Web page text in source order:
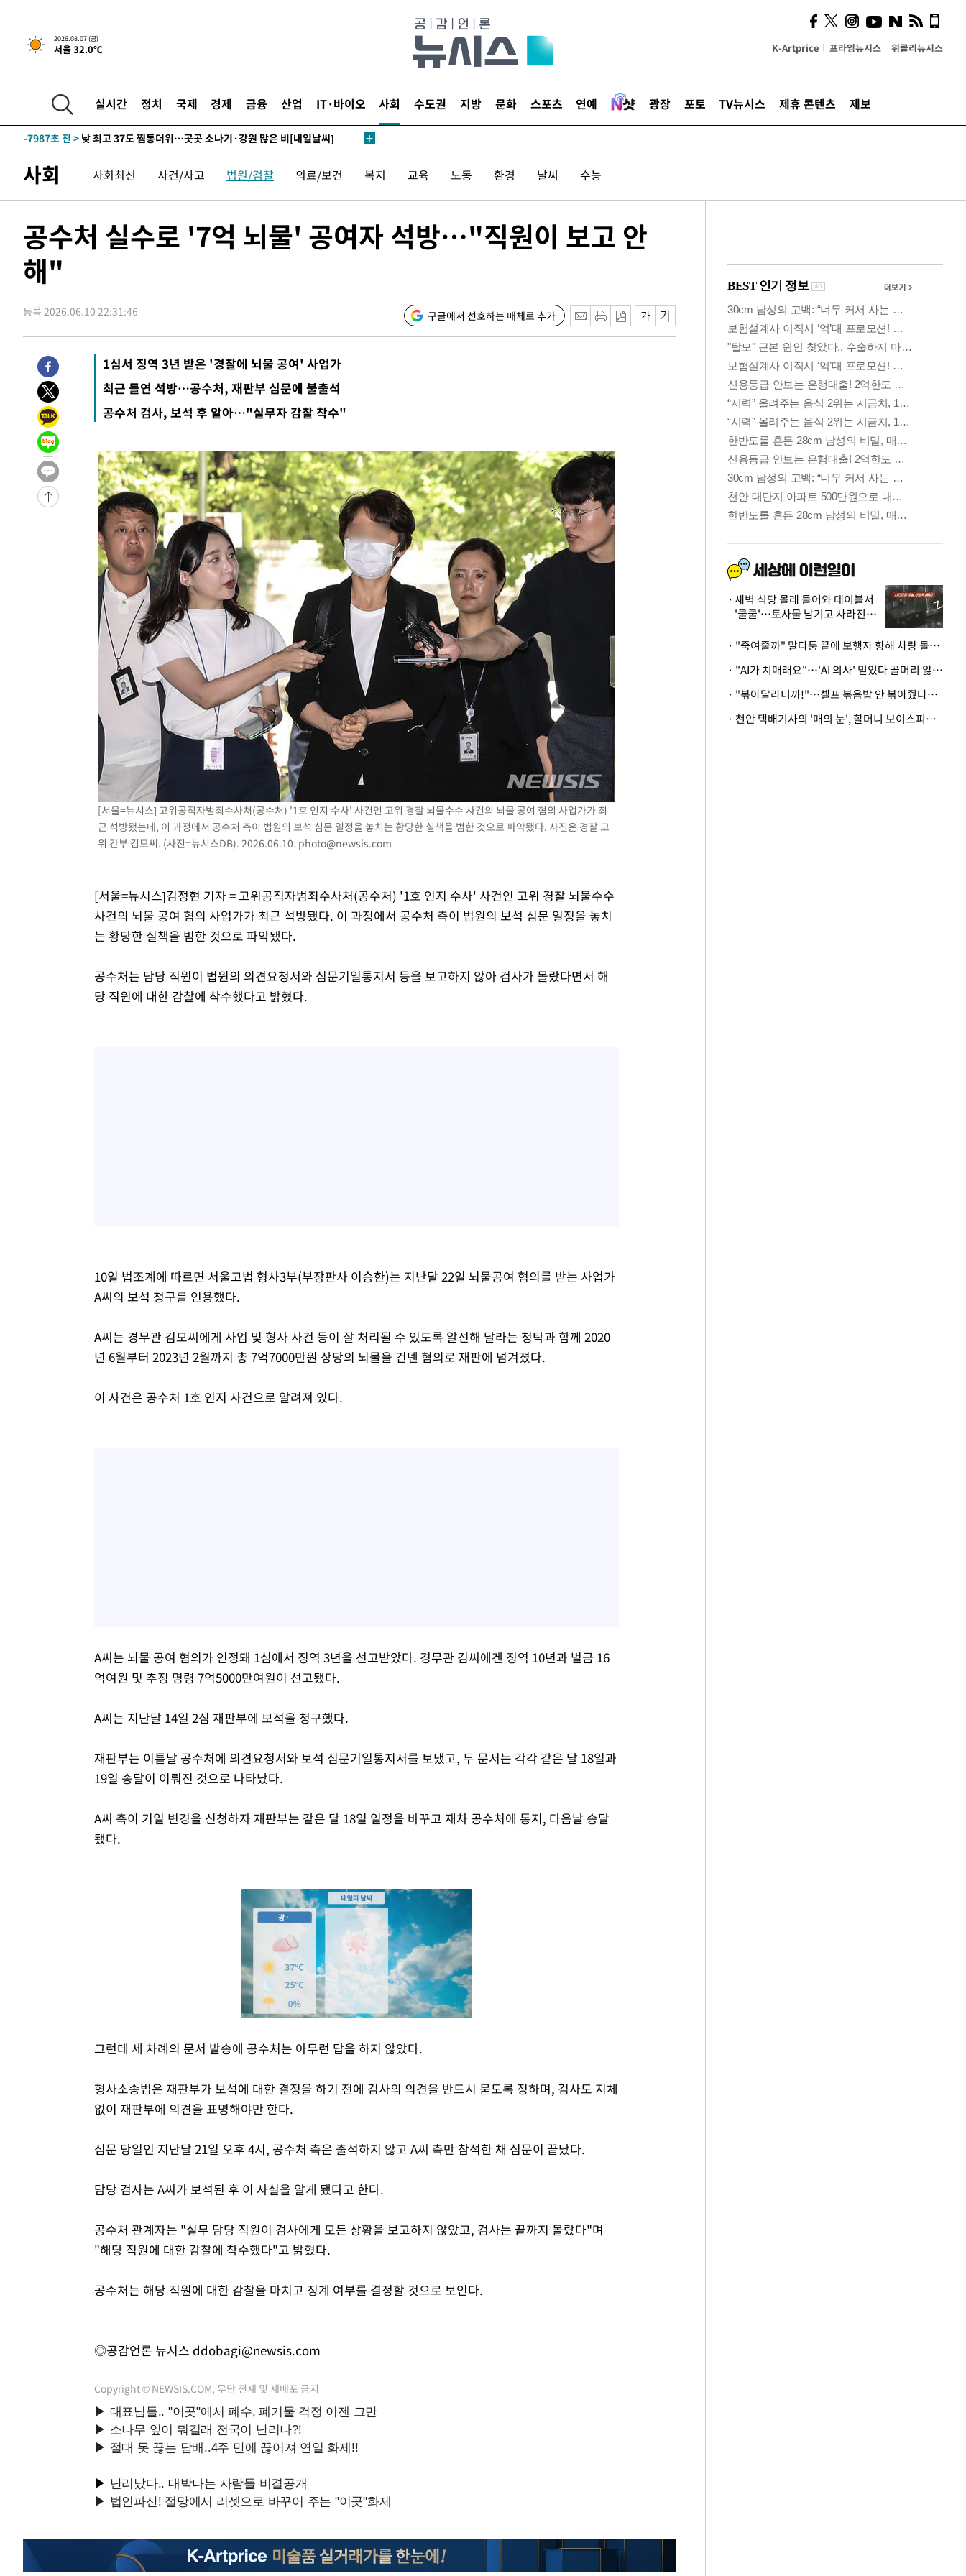
2026.08.07 (금)
서울 32.0℃ K-Artprice 프라임뉴시스 위클리뉴시스
실시간 정치 국제 경제 금융 산업 IT·바이오 사회 수도권 지방 문화 스포츠 연예 광장 포토 TV뉴시스 제휴 콘텐츠 제보
↓-19436초 전 >[속보]이 대통령 "부동산 공급 기존 사고방식 매달리지 말고 과감히
실천"
-18521초 전 >이란, "오만과 '중앙 단일 루트' 합의…북쪽 인바운드·남쪽 아웃바
-10053초 전 >
[속보]이 대통령, '호우피해' 안동·의성 관할 4개 면 특별재난지역
-10016초 전 >
갈 수도
-7987초 전 > 낮 최고 37도 찜통더위…곳곳 소나기·강원 많은 비[내일날씨]
응"
-3149초 전 >
여자배구 이재영·이다영 자매, 아제르바이잔 투란VC 입단
-2402초 전 >외국인 심판 성 접대 7경기 들여다보니…한국 축구 '5승 2무'
-2089초 전 >[속보]코스피, 6200선 약보합…0.60% 내린 6258.77에 마쳐
-2069초 전 >
-1958초 전 >
34분 전 >외신들도 주목한 韓축구 파문…"국민적 공분에 수사 재개"
35분 전 >11시간 압수수색에 성접대 파문까지…'쑥대밭' 된 축구협회
51분 전 >
[속보]규제합리화위원회 부위원장에 김태유 서울대 공대 교수…이병태
후임
-27006초 전 >
이강인, 폭염 속 AT마드리드 첫 훈련…80명 식사 대접까지(종합)
-24145초 전 >
미 사업체 일자리, 7월에 2.3만개 순감하고 그 전 2개월 10.3만개
하향수정 (2보)
-23593초 전 >
[속보] 미 사업체, 일자리 7월에 2.3만 개 줄어…실업률은 4.1%로
-19456초 전 >
실천"
-18541초 전 >
이란, "오만과 '중앙 단일 루트' 합의…북쪽 인바운드·남쪽 아웃바
운드는 임시"
-10109초 전 >
"낮 기온 소폭 하락"…수도권 폭염중대경보, 폭염경보로 하향
-10073초 전 >
[속보]이 대통령, '호우피해' 안동·의성 관할 4개 면 특별재난지역
[단독]중수청 지원 검사들, 정원 초과 시 낮은 계급 임용…희망지 못
낮 최고 37도 찜통더위…곳곳 소나기·강원 많은 비[내일날씨]
SK하이닉스, 용인·청주 팹에 54조 투자…"AI 메모리 수요 선제 대
여자배구 이재영·이다영 자매, 아제르바이잔 투란VC 입단
외국인 심판 성 접대 7경기 들여다보니…한국 축구 '5승 2무'
[속보]코스닥, 2.86포인트(0.36%) 내린 798.81마감
[속보]코스피, 6200선 약보합…0.60% 내린 6258.77에 마쳐
[속보]원·달러 환율, 7.7원 내린 1416.1원 마감
[속보] 노원서 40.1도 관측…서울, 2018년 이후 첫 40도
[속보]종합특검, '계엄 수용공간 확보' 신용해 前교정본부장 기소
외신들도 주목한 韓축구 파문…"국민적 공분에 수사 재개"
11시간 압수수색에 성접대 파문까지…'쑥대밭' 된 축구협회
[속보]규제합리화위원회 부위원장에 김태유 서울대 공대 교수…이병태
사회 사회최신 사건/사고 법원/검찰 의료/보건 복지 교육 노동 환경 날씨 수능
공수처 실수로 '7억 뇌물' 공여자 석방…"직원이 보고 안
해"
등록 2026.06.10 22:31:46 구글에서 선호하는 매체로 추가
1심서 징역 3년 받은 '경찰에 뇌물 공여' 사업가
최근 돌연 석방…공수처, 재판부 심문에 불출석
공수처 검사, 보석 후 알아…"실무자 감찰 착수"
[서울=뉴시스] 고위공직자범죄수사처(공수처) '1호 인지 수사' 사건인 고위 경찰 뇌물수수 사건의 뇌물 공여 혐의 사업가가 최
근 석방됐는데, 이 과정에서 공수처 측이 법원의 보석 심문 일정을 놓치는 황당한 실책을 범한 것으로 파악됐다. 사진은 경찰 고
위 간부 김모씨. (사진=뉴시스DB). 2026.06.10. photo@newsis.com
[서울=뉴시스]김정현 기자 = 고위공직자범죄수사처(공수처) '1호 인지 수사' 사건인 고위 경찰 뇌물수수
사건의 뇌물 공여 혐의 사업가가 최근 석방됐다. 이 과정에서 공수처 측이 법원의 보석 심문 일정을 놓치
는 황당한 실책을 범한 것으로 파악됐다.
공수처는 담당 직원이 법원의 의견요청서와 심문기일통지서 등을 보고하지 않아 검사가 몰랐다면서 해
당 직원에 대한 감찰에 착수했다고 밝혔다.
10일 법조계에 따르면 서울고법 형사3부(부장판사 이승한)는 지난달 22일 뇌물공여 혐의를 받는 사업가
A씨의 보석 청구를 인용했다.
A씨는 경무관 김모씨에게 사업 및 형사 사건 등이 잘 처리될 수 있도록 알선해 달라는 청탁과 함께 2020
년 6월부터 2023년 2월까지 총 7억7000만원 상당의 뇌물을 건넨 혐의로 재판에 넘겨졌다.
이 사건은 공수처 1호 인지 사건으로 알려져 있다.
A씨는 뇌물 공여 혐의가 인정돼 1심에서 징역 3년을 선고받았다. 경무관 김씨에겐 징역 10년과 벌금 16
억여원 및 추징 명령 7억5000만여원이 선고됐다.
A씨는 지난달 14일 2심 재판부에 보석을 청구했다.
재판부는 이튿날 공수처에 의견요청서와 보석 심문기일통지서를 보냈고, 두 문서는 각각 같은 달 18일과
19일 송달이 이뤄진 것으로 나타났다.
A씨 측이 기일 변경을 신청하자 재판부는 같은 달 18일 일정을 바꾸고 재차 공수처에 통지, 다음날 송달
됐다.
그런데 세 차례의 문서 발송에 공수처는 아무런 답을 하지 않았다.
형사소송법은 재판부가 보석에 대한 결정을 하기 전에 검사의 의견을 반드시 묻도록 정하며, 검사도 지체
없이 재판부에 의견을 표명해야만 한다.
심문 당일인 지난달 21일 오후 4시, 공수처 측은 출석하지 않고 A씨 측만 참석한 채 심문이 끝났다.
담당 검사는 A씨가 보석된 후 이 사실을 알게 됐다고 한다.
공수처 관계자는 "실무 담당 직원이 검사에게 모든 상황을 보고하지 않았고, 검사는 끝까지 몰랐다"며
"해당 직원에 대한 감찰에 착수했다"고 밝혔다.
공수처는 해당 직원에 대한 감찰을 마치고 징계 여부를 결정할 것으로 보인다.
◎공감언론 뉴시스 ddobagi@newsis.com
Copyright © NEWSIS.COM, 무단 전재 및 재배포 금지
시, 스마트폰 액세서리에
NFC 더했다
새벽 식당 몰래 들어와 테이블서
'쿨쿨'…토사물 남기고 사라진 남
· "죽여줄까" 말다툼 끝에 보행자 향해 차량 돌진…50대 여성 중상
· "AI가 치매래요"…'AI 의사' 믿었다 골머리 앓는 美 의료계 '경고'
· "볶아달라니까!"…셀프 볶음밥 안 볶아줬다고 사장 폭행한 손님
· 천안 택배기사의 '매의 눈', 할머니 보이스피싱 피해 막아